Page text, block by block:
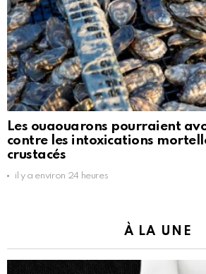
Les ouaouarons pourraient
contre les intoxications
crustacés
il y a environ 24 heures
À LA UNE